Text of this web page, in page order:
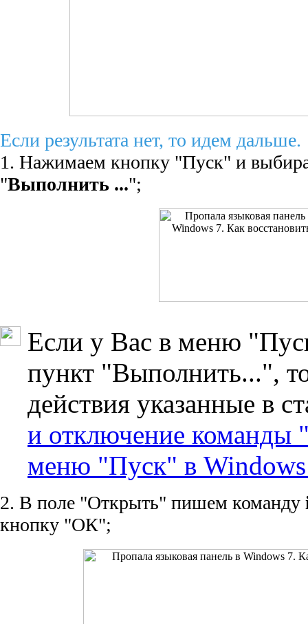
Если результата нет, то идем дальше.
1. Нажимаем кнопку "Пуск" и
"Выполнить ...";
Если у Вас в меню
пункт "Выполнить...",
действия указанные в
и отключение команды
меню "Пуск" в
2. В поле "Открыть" пишем команду
кнопку "ОК";